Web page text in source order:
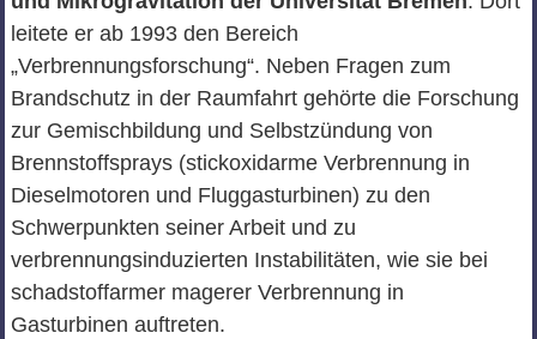
leitete er ab 1993 den Bereich
„Verbrennungsforschung“. Neben Fragen zum
Brandschutz in der Raumfahrt gehörte die Forschung
zur Gemischbildung und Selbstzündung von
Brennstoffsprays (stickoxidarme Verbrennung in
Dieselmotoren und Fluggasturbinen) zu den
Schwerpunkten seiner Arbeit und zu
verbrennungsinduzierten Instabilitäten, wie sie bei
schadstoffarmer magerer Verbrennung in
Gasturbinen auftreten.